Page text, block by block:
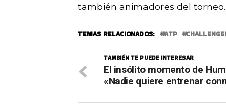
también animadores del torneo.
TEMAS RELACIONADOS: ATP
TAMBIÉN TE PUEDE INTERESAR
El insólito momento de
«Nadie quiere entrenar